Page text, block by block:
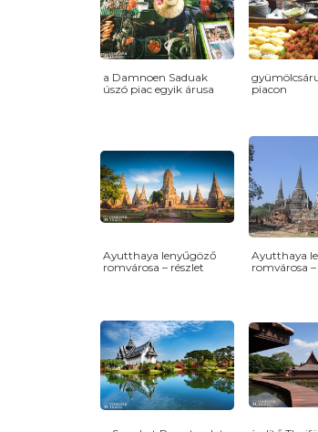
a Damnoen Saduak
úszó piac egyik árusa
piacon
Ayutthaya lenyűgöző
romvárosa – részlet
Ayutthaya
romvárosa –